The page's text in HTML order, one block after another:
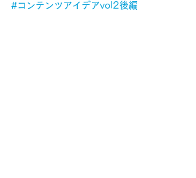
#コンテンツアイデアvol2後編